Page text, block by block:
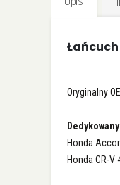
galerii
Oryginalny
Honda
Honda CR-V